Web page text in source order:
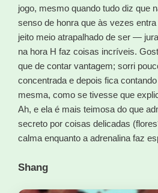
jogo, mesmo quando tudo diz que
senso de honra que às vezes
jeito meio atrapalhado de ser —
na hora H faz coisas incríveis.
que de contar vantagem; sorri
concentrada e depois fica
mesma, como se tivesse que
Ah, e ela é mais teimosa do que
secreto por coisas delicadas
calma enquanto a adrenalina faz
Shang